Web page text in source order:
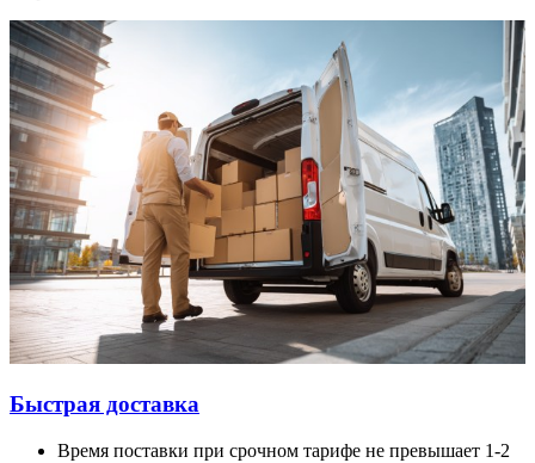
Быстрая доставка
Время поставки при срочном тарифе не превышает 1-2